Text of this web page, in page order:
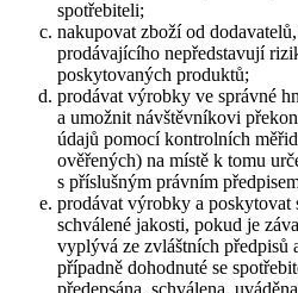
spotřebiteli;
nakupovat zboží od
prodávajícího nepředstavují
poskytovaných produktů;
prodávat výrobky ve správné
a umožnit návštěvníkovi
údajů pomocí kontrolních
ověřených) na místě k tomu
s příslušným právním
prodávat výrobky a poskytovat
schválené jakosti, pokud je
vyplývá ze zvláštních předpisů
případně dohodnuté se
předepsána, schválena,